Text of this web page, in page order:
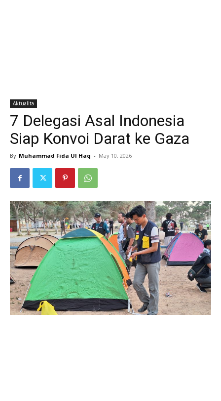
Aktualita
7 Delegasi Asal Indonesia
Siap Konvoi Darat ke Gaza
By Muhammad Fida Ul Haq - May 10, 2026